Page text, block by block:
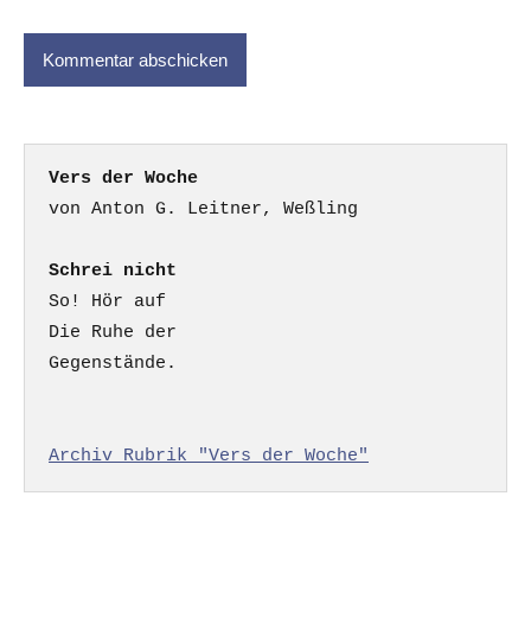
Vers der Woche
Schrei nicht
So! Hör auf
Die Ruhe der
Gegenstände.
Archiv Rubrik "Vers der Woche"